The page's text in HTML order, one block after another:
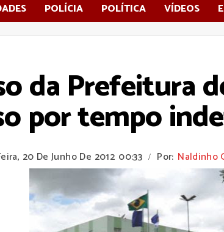
POLÍCIA POLÍTICA VÍDEOS
da Prefeitura
por tempo
20 De Junho De 2012 00:33 / Por: Naldinho